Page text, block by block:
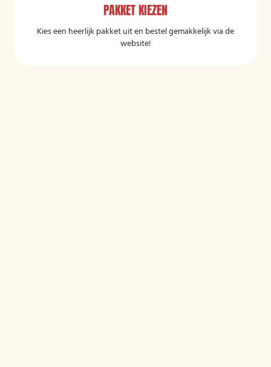
PAKKET KIEZEN
Kies een heerlijk pakket uit en bestel gemakkelijk via de
website!